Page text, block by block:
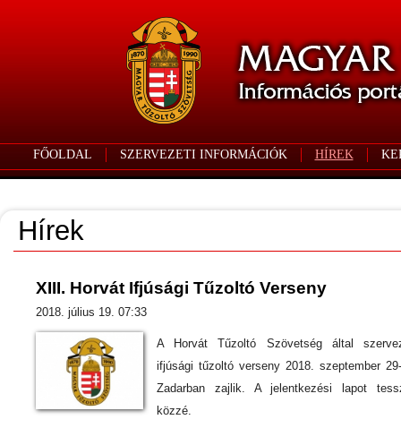
FŐOLDAL SZERVEZETI INFORMÁCIÓK HÍREK
Hírek
XIII. Horvát Ifjúsági Tűzoltó Verseny
2018. július 19. 07:33
A Horvát Tűzoltó Szövetség által
ifjúsági tűzoltó verseny 2018. szeptember
Zadarban zajlik. A jelentkezési lapot
közzé.